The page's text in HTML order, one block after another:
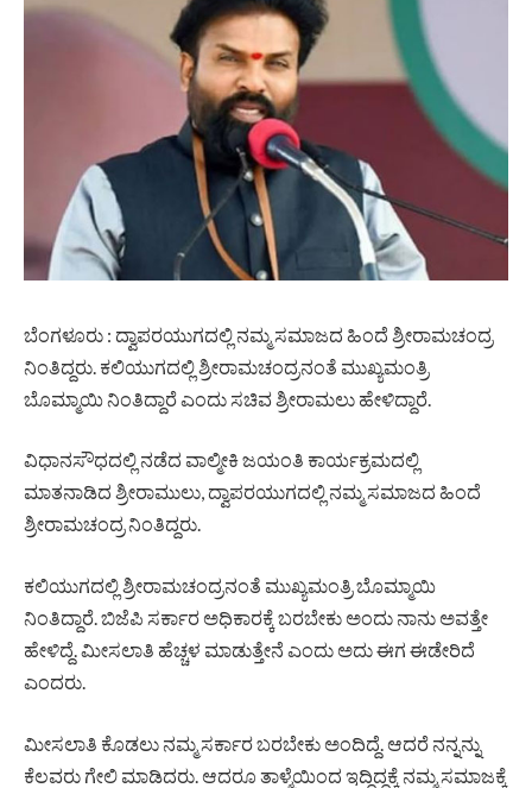
ಬೆಂಗಳೂರು : ದ್ವಾಪರಯುಗದಲ್ಲಿ ನಮ್ಮ ಸಮಾಜದ ಹಿಂದೆ ಶ್ರೀರಾಮಚಂದ್ರ
ನಿಂತಿದ್ದರು. ಕಲಿಯುಗದಲ್ಲಿ ಶ್ರೀರಾಮಚಂದ್ರನಂತೆ ಮುಖ್ಯಮಂತ್ರಿ
ಬೊಮ್ಮಾಯಿ ನಿಂತಿದ್ದಾರೆ ಎಂದು ಸಚಿವ ಶ್ರೀರಾಮಲು ಹೇಳಿದ್ದಾರೆ.
ವಿಧಾನಸೌಧದಲ್ಲಿ ನಡೆದ ವಾಲ್ಮೀಕಿ ಜಯಂತಿ ಕಾರ್ಯಕ್ರಮದಲ್ಲಿ
ಮಾತನಾಡಿದ ಶ್ರೀರಾಮುಲು, ದ್ವಾಪರಯುಗದಲ್ಲಿ ನಮ್ಮ ಸಮಾಜದ ಹಿಂದೆ
ಶ್ರೀರಾಮಚಂದ್ರ ನಿಂತಿದ್ದರು.
ಕಲಿಯುಗದಲ್ಲಿ ಶ್ರೀರಾಮಚಂದ್ರನಂತೆ ಮುಖ್ಯಮಂತ್ರಿ ಬೊಮ್ಮಾಯಿ
ನಿಂತಿದ್ದಾರೆ. ಬಿಜೆಪಿ ಸರ್ಕಾರ ಅಧಿಕಾರಕ್ಕೆ ಬರಬೇಕು ಅಂದು ನಾನು ಅವತ್ತೇ
ಹೇಳಿದ್ದೆ. ಮೀಸಲಾತಿ ಹೆಚ್ಚಳ ಮಾಡುತ್ತೇನೆ ಎಂದು ಅದು ಈಗ ಈಡೇರಿದೆ
ಎಂದರು.
ಮೀಸಲಾತಿ ಕೊಡಲು ನಮ್ಮ ಸರ್ಕಾರ ಬರಬೇಕು ಅಂದಿದ್ದೆ. ಆದರೆ ನನ್ನನ್ನು
ಕೆಲವರು ಗೇಲಿ ಮಾಡಿದರು. ಆದರೂ ತಾಳ್ಮೆಯಿಂದ ಇದ್ದಿದ್ದಕ್ಕೆ ನಮ್ಮ ಸಮಾಜಕ್ಕೆ